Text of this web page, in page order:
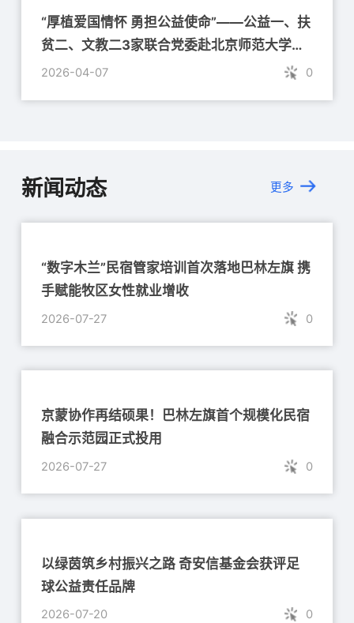
“厚植爱国情怀 勇担公益使命”——公益一、扶
贫二、文教二3家联合党委赴北京师范大学开
展主题党日活动
2026-04-07 0
新闻动态 更多
“数字木兰”民宿管家培训首次落地巴林左旗 携
手赋能牧区女性就业增收
2026-07-27 0
京蒙协作再结硕果！巴林左旗首个规模化民宿
融合示范园正式投用
2026-07-27 0
以绿茵筑乡村振兴之路 奇安信基金会获评足
球公益责任品牌
2026-07-20 0